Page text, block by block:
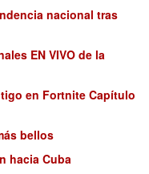
nacional tras
EN VIVO de la
en Fortnite Capítulo
bellos
hacia Cuba